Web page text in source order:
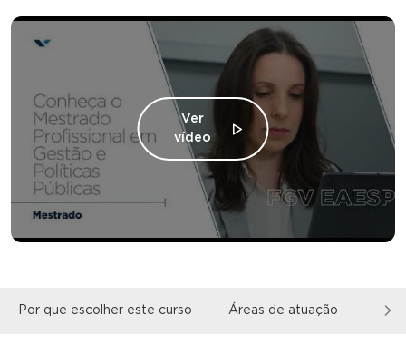
Ver
vídeo
Por que escolher este curso Áreas de atuação